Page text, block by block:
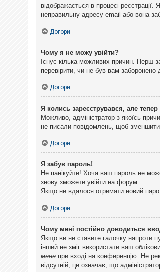
відображається в процесі
неправильну адресу email або вона
Догори
Чому я не можу увійти?
Існує кілька можливих причин. Перш
перевірити, чи не був вам
Догори
Я колись зареєструвався, але
Можливо, адміністратор з якоїсь
не писали повідомлень, щоб зменшити
Догори
Я забув пароль!
Не панікуйте! Хоча ваш пароль не
знову зможете увійти на форум.
Якщо не вдалося отримати новий
Догори
Чому мені постійно доводиться
Якщо ви не ставите галочку напроти
інший не зміг використати ваш
мене при вході на конференцію. Не
відсутній, це означає, що